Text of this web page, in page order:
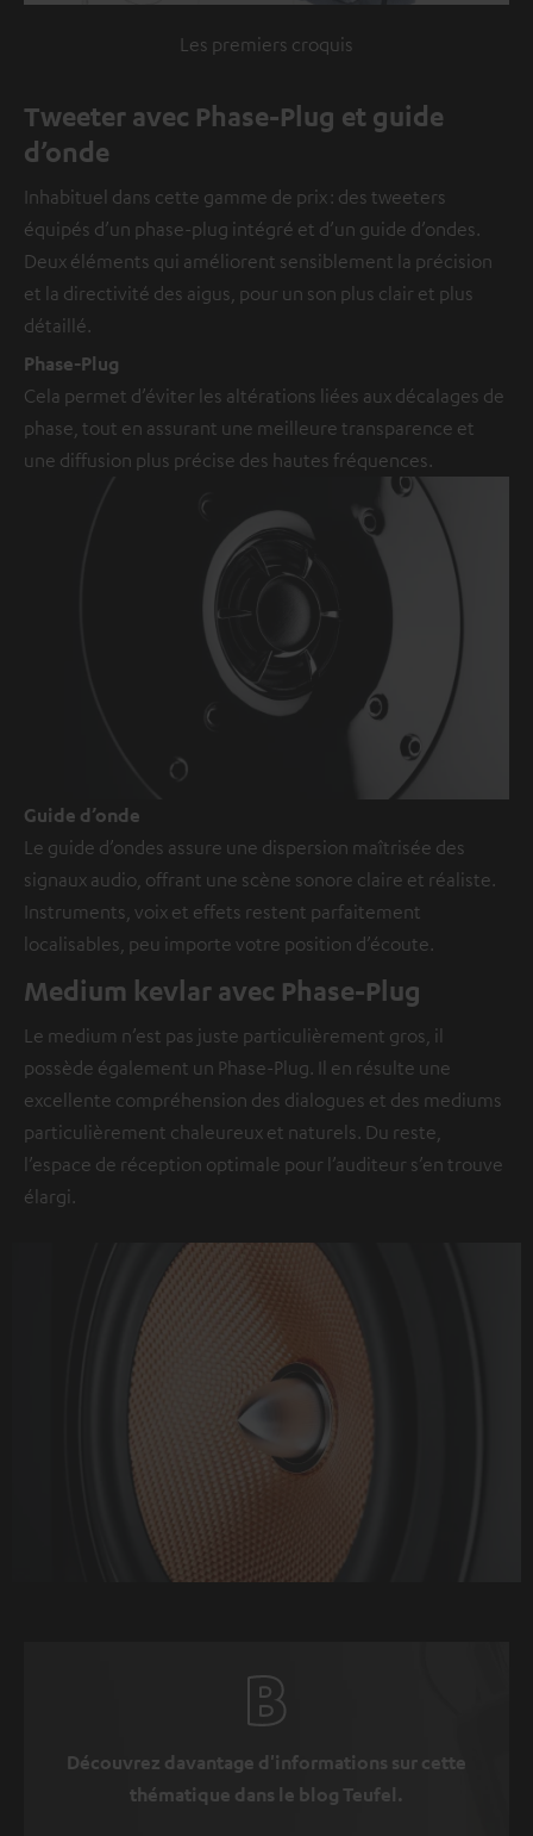
Les premiers croquis
Tweeter avec Phase-Plug et guide
d’onde
Inhabituel dans cette gamme de prix : des tweeters
équipés d’un phase-plug intégré et d’un guide d’ondes.
Deux éléments qui améliorent sensiblement la précision
et la directivité des aigus, pour un son plus clair et plus
détaillé.
Phase-Plug
Cela permet d’éviter les altérations liées aux décalages de
phase, tout en assurant une meilleure transparence et
une diffusion plus précise des hautes fréquences.
Guide d’onde
Le guide d’ondes assure une dispersion maîtrisée des
signaux audio, offrant une scène sonore claire et réaliste.
Instruments, voix et effets restent parfaitement
localisables, peu importe votre position d’écoute.
Medium kevlar avec Phase-Plug
Le medium n’est pas juste particulièrement gros, il
possède également un Phase-Plug. Il en résulte une
excellente compréhension des dialogues et des mediums
particulièrement chaleureux et naturels. Du reste,
l’espace de réception optimale pour l’auditeur s’en trouve
élargi.
Découvrez davantage d'informations sur cette
thématique dans le blog Teufel.